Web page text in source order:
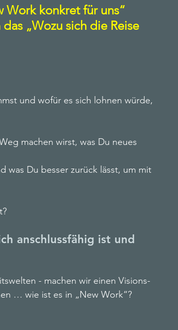
konkret für uns“
„Wozu sich die Reise
und wofür es sich lohnen würde,
machen wirst, was Du neues
was Du besser zurück lässt, um mit
anschlussfähig ist und
- machen wir einen Visions-
… wie ist es in „New Work“?